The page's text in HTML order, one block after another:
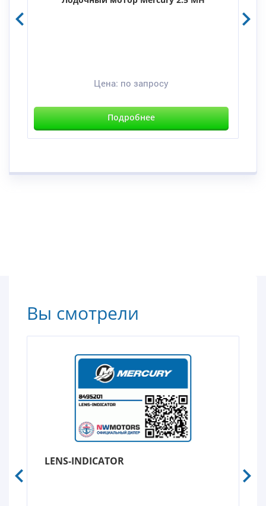
Цена: по запросу
Подробнее
Вы смотрели
LENS-INDICATOR